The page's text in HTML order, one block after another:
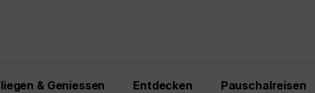
& Geniessen Entdecken Pauschalreisen